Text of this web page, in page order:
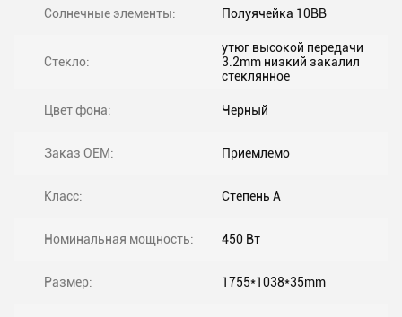
Солнечные элементы: Полуячейка 10BB
Стекло:
утюг высокой передачи
3.2mm низкий закалил
стеклянное
Цвет фона: Черный
Заказ OEM: Приемлемо
Класс: Степень A
Номинальная мощность: 450 Вт
Размер: 1755*1038*35mm